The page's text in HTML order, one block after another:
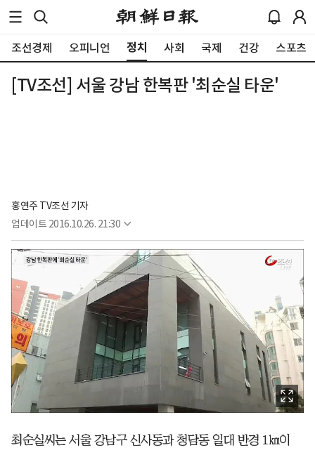
조선경제 오피니언 정치 사회 국제 건강 스포츠
[TV조선] 서울 강남 한복판 '최순실 타운'
홍연주 TV조선 기자
업데이트 2016.10.26. 21:30
최순실씨는 서울 강남구 신사동과 청담동 일대 반경 1㎞이